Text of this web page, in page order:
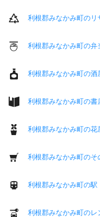
利根郡みなかみ町のリ
利根郡みなかみ町の弁
利根郡みなかみ町の酒
利根郡みなかみ町の書
利根郡みなかみ町の花
利根郡みなかみ町の
利根郡みなかみ町の駅
利根郡みなかみ町のレ